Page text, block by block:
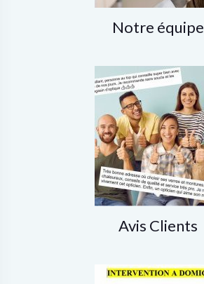
Notre équipe
Avis Clients